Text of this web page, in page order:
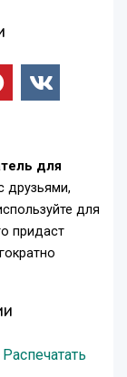
для
друзьями,
для
придаст
Распечатать